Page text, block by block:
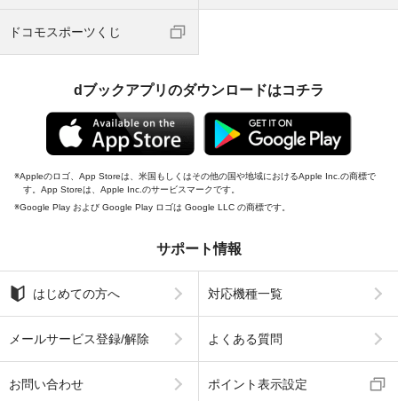
ドコモスポーツくじ
dブックアプリのダウンロードはコチラ
Appleのロゴ、App Storeは、米国もしくはその他の国や地域におけるApple Inc.の商標で
す。App Storeは、Apple Inc.のサービスマークです。
Google Play および Google Play ロゴは Google LLC の商標です。
サポート情報
はじめての方へ 対応機種一覧
メールサービス登録/解除 よくある質問
お問い合わせ ポイント表示設定